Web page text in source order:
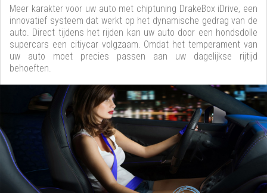
Meer karakter voor uw auto met chiptuning DrakeBox iDrive, een
innovatief systeem dat werkt op het dynamische gedrag van de
auto. Direct tijdens het rijden kan uw auto door een hondsdolle
supercars een citiycar volgzaam. Omdat het temperament van
uw auto moet precies passen aan uw dagelijkse rijtijd
behoeften.